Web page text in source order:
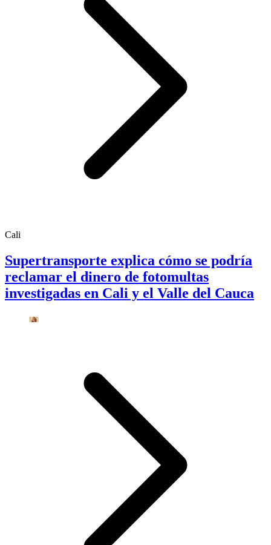
Cali
Supertransporte explica cómo se podría
reclamar el dinero de fotomultas
investigadas en Cali y el Valle del Cauca